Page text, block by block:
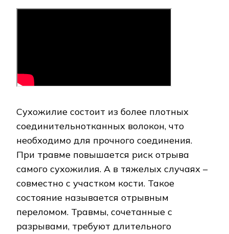
Сухожилие состоит из более плотных
соединительнотканных волокон, что
необходимо для прочного соединения.
При травме повышается риск отрыва
самого сухожилия. А в тяжелых случаях –
совместно с участком кости. Такое
состояние называется отрывным
переломом. Травмы, сочетанные с
разрывами, требуют длительного